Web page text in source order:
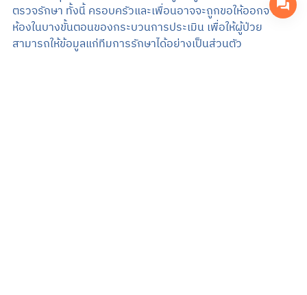
ตรวจรักษา ทั้งนี้ ครอบครัวและเพื่อนอาจจะถูกขอให้ออกจาก
ห้องในบางขั้นตอนของกระบวนการประเมิน เพื่อให้ผู้ป่วย
สามารถให้ข้อมูลแก่ทีมการรักษาได้อย่างเป็นส่วนตัว